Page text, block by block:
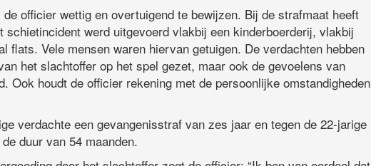
officier wettig en overtuigend te bewijzen. Bij de strafmaat heeft
schietincident werd uitgevoerd vlakbij een kinderboerderij, vlakbij
flats. Vele mensen waren hiervan getuigen. De verdachten hebben
het slachtoffer op het spel gezet, maar ook de gevoelens van
Ook houdt de officier rekening met de persoonlijke omstandigheden
verdachte een gevangenisstraf van zes jaar en tegen de 22-jarige
duur van 54 maanden.